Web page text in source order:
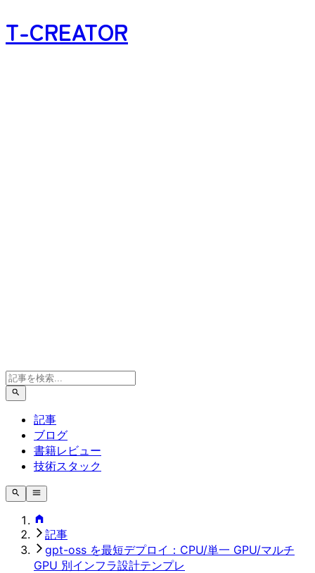
T-CREATOR
記事
ブログ
書籍レビュー
技術スタック
記事
gpt-oss を最短デプロイ：CPU/単一 GPU/マルチ
GPU 別インフラ設計テンプレ